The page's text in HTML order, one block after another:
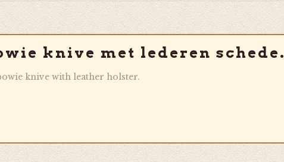
knive met lederen schede.
knive with leather holster.